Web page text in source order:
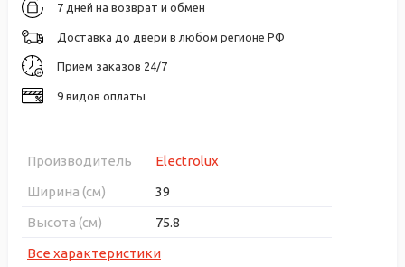
7 дней на возврат и обмен
Доставка до двери в любом регионе РФ
Прием заказов 24/7
9 видов оплаты
Производитель
Electrolux
Ширина (см)
39
Высота (см)
75.8
Все характеристики